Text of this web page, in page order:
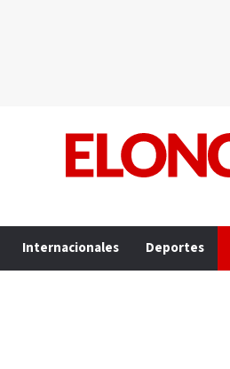
Internacionales Deportes